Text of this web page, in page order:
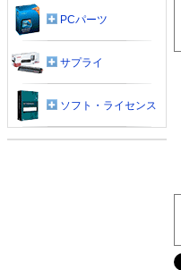
PCパーツ
サプライ
ソフト・ライセンス